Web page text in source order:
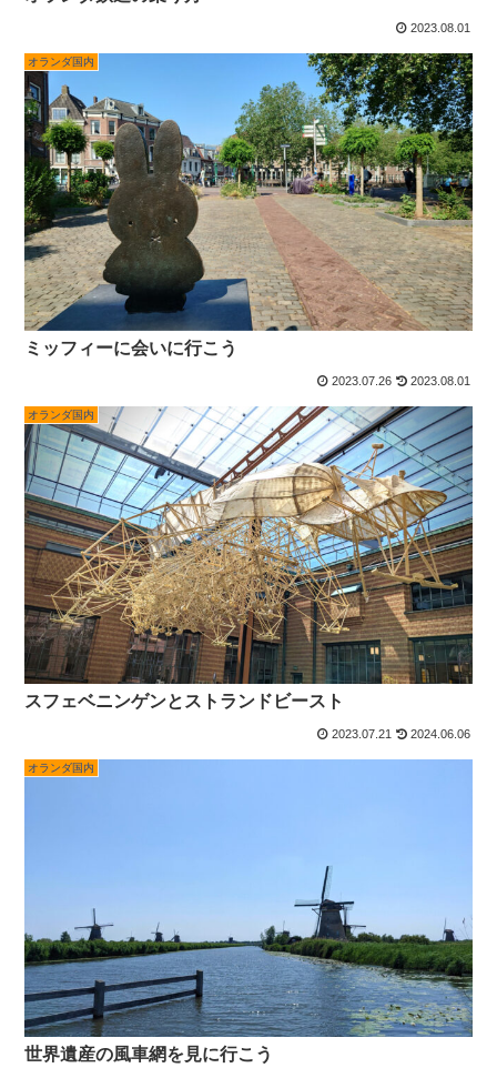
2023.08.01
オランダ国内
ミッフィーに会いに行こう
2023.07.26 2023.08.01
オランダ国内
スフェベニンゲンとストランドビースト
2023.07.21 2024.06.06
オランダ国内
世界遺産の風車網を見に行こう